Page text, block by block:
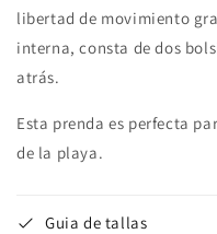
libertad de movimiento
interna, consta de dos
atrás.
Esta prenda es perfecta
de la playa.
Guia de tallas